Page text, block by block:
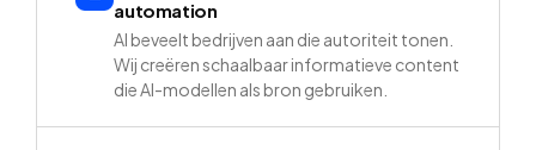
automation
AI beveelt bedrijven aan die autoriteit tonen.
Wij creëren schaalbaar informatieve content
die AI-modellen als bron gebruiken.